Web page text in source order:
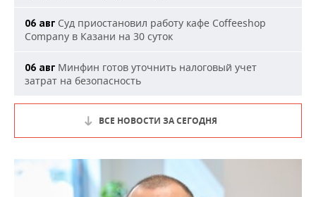
06 авг Суд приостановил работу кафе Coffeeshop
Company в Казани на 30 суток
06 авг Минфин готов уточнить налоговый учет
затрат на безопасность
ВСЕ НОВОСТИ ЗА СЕГОДНЯ